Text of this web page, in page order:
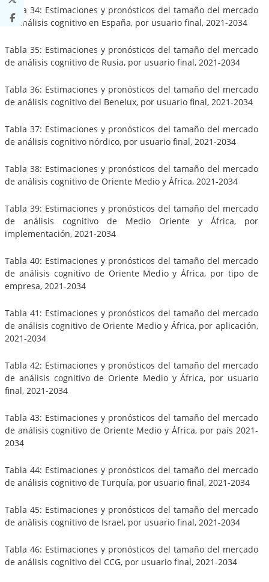
Tabla 34: Estimaciones y pronósticos del tamaño del mercado
de análisis cognitivo en España, por usuario final, 2021-2034
Tabla 35: Estimaciones y pronósticos del tamaño del mercado
de análisis cognitivo de Rusia, por usuario final, 2021-2034
Tabla 36: Estimaciones y pronósticos del tamaño del mercado
de análisis cognitivo del Benelux, por usuario final, 2021-2034
Tabla 37: Estimaciones y pronósticos del tamaño del mercado
de análisis cognitivo nórdico, por usuario final, 2021-2034
Tabla 38: Estimaciones y pronósticos del tamaño del mercado
de análisis cognitivo de Oriente Medio y África, 2021-2034
Tabla 39: Estimaciones y pronósticos del tamaño del mercado
de análisis cognitivo de Medio Oriente y África, por
implementación, 2021-2034
Tabla 40: Estimaciones y pronósticos del tamaño del mercado
de análisis cognitivo de Oriente Medio y África, por tipo de
empresa, 2021-2034
Tabla 41: Estimaciones y pronósticos del tamaño del mercado
de análisis cognitivo de Oriente Medio y África, por aplicación,
2021-2034
Tabla 42: Estimaciones y pronósticos del tamaño del mercado
de análisis cognitivo de Oriente Medio y África, por usuario
final, 2021-2034
Tabla 43: Estimaciones y pronósticos del tamaño del mercado
de análisis cognitivo de Oriente Medio y África, por país 2021-
2034
Tabla 44: Estimaciones y pronósticos del tamaño del mercado
de análisis cognitivo de Turquía, por usuario final, 2021-2034
Tabla 45: Estimaciones y pronósticos del tamaño del mercado
de análisis cognitivo de Israel, por usuario final, 2021-2034
Tabla 46: Estimaciones y pronósticos del tamaño del mercado
de análisis cognitivo del CCG, por usuario final, 2021-2034